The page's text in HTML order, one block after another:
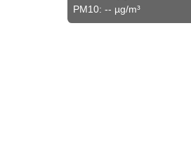
PM10: -- µg/m³